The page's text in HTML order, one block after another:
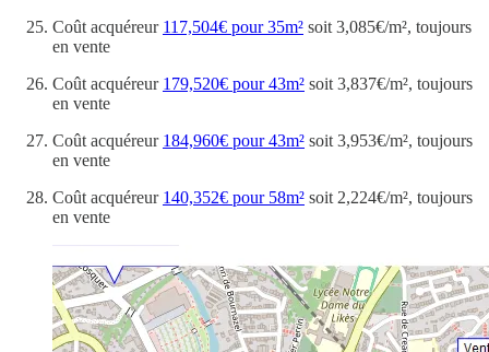
Coût acquéreur 117,504€ pour 35m² soit 3,085€/m², toujours
en vente
Coût acquéreur 179,520€ pour 43m² soit 3,837€/m², toujours
en vente
Coût acquéreur 184,960€ pour 43m² soit 3,953€/m², toujours
en vente
Coût acquéreur 140,352€ pour 58m² soit 2,224€/m², toujours
en vente